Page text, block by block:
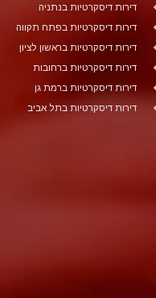
דירות דיסקרטיות בנתניה
דירות דיסקרטיות בפתח תקווה
דירות דיסקרטיות בראשון לציון
דירות דיסקרטיות ברחובות
דירות דיסקרטיות ברמת גן
דירות דיסקרטיות בתל אביב